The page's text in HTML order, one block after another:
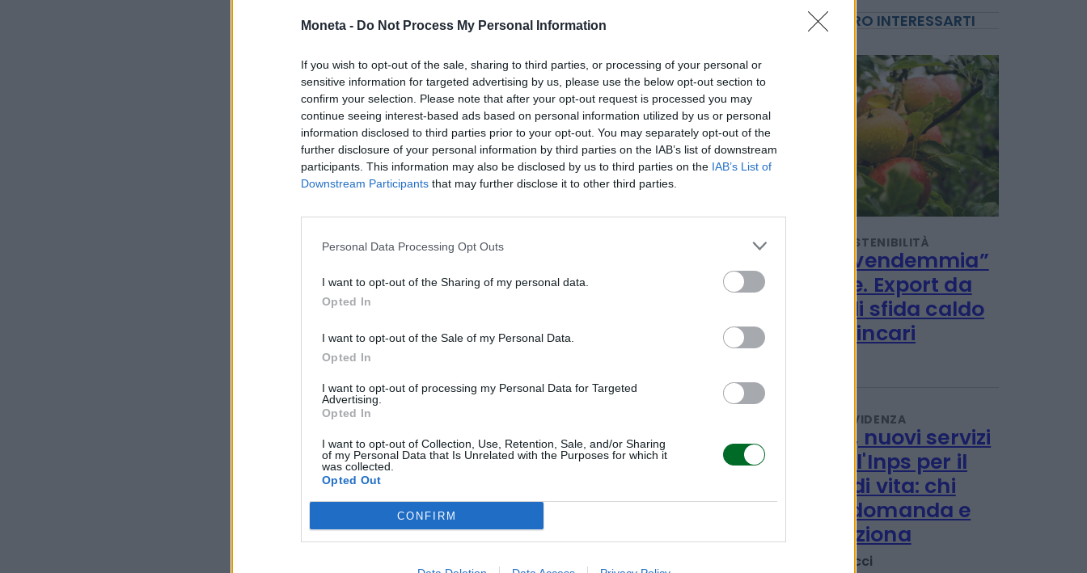
Moneta - Do Not Process My Personal Information
If you wish to opt-out of the sale, sharing to third parties, or processing of your personal or
sensitive information for targeted advertising by us, please use the below opt-out section to
confirm your selection. Please note that after your opt-out request is processed you may
continue seeing interest-based ads based on personal information utilized by us or personal
information disclosed to third parties prior to your opt-out. You may separately opt-out of the
further disclosure of your personal information by third parties on the IAB’s list of downstream
participants. This information may also be disclosed by us to third parties on the IAB’s List of
Downstream Participants that may further disclose it to other third parties.
Personal Data Processing Opt Outs
I want to opt-out of the Sharing of my personal data.
Opted In
I want to opt-out of the Sale of my Personal Data.
Opted In
I want to opt-out of processing my Personal Data for Targeted
Advertising.
Opted In
I want to opt-out of Collection, Use, Retention, Sale, and/or Sharing
of my Personal Data that Is Unrelated with the Purposes for which it
was collected.
Opted Out
CONFIRM
POTREBBERO INTERESSARTI
TENDENZE E SOSTENIBILITÀ
Al via la “vendemmia”
delle mele. Export da
1,2 miliardi sfida caldo
record e rincari
PENSIONI E PREVIDENZA
Disabilità, nuovi servizi
online dell'Inps per il
Progetto di vita: chi